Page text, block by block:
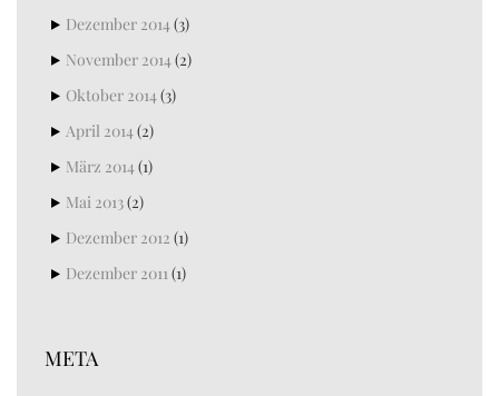
Dezember 2014(3)
November 2014(2)
Oktober 2014(3)
April 2014(2)
März 2014(1)
Mai 2013(2)
Dezember 2012 (1)
Dezember 2011(1)
META